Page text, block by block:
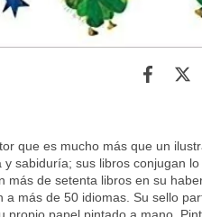
que es mucho más que un
y sabiduría; sus libros conjugan
más de setenta libros en su
a más de 50 idiomas. Su sello
propio papel pintado a mano.